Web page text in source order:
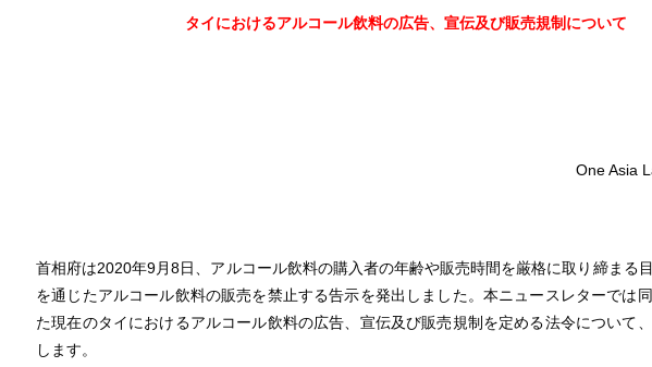
タイにおけるアルコール飲料の広告、宣伝及び販売規制について
One Asia
首相府は2020年9月8日、アルコール飲料の購入者の年齢や販売時間を厳格に取り締まる
を通じたアルコール飲料の販売を禁止する告示を発出しました。本ニュースレターでは
た現在のタイにおけるアルコール飲料の広告、宣伝及び販売規制を定める法令について
します。